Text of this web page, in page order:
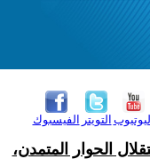
الفيسبوك التويتر
الحوار المتمدن،